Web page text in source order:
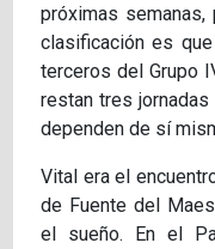
próximas
clasificación es
terceros del Grupo
restan tres
dependen de sí
Vital era el
de Fuente del
el sueño. En el